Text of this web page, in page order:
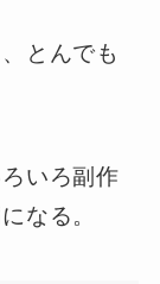
とんでも
いろ副作
なる。